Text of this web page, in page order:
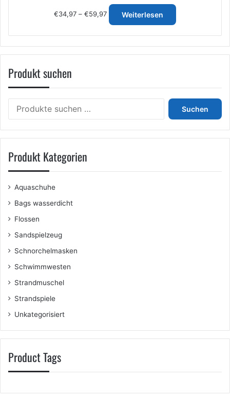
€34,97 – €59,97
Preisspanne:
€34,97
bis
Weiterlesen
Produkt suchen
nach:
Suchen
Produkt Kategorien
Aquaschuhe
Bags wasserdicht
Flossen
Sandspielzeug
Schnorchelmasken
Schwimmwesten
Strandmuschel
Strandspiele
Unkategorisiert
Product Tags